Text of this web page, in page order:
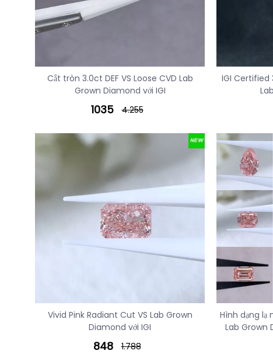
Cắt tròn 3.0ct DEF VS Loose CVD Lab
Grown Diamond với IGI
1035 4.255
IGI Certified
Vivid Pink Radiant Cut VS Lab Grown
Diamond với IGI
848 1.788
Hình dạng lạ
Lab Grown